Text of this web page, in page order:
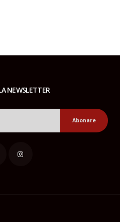
NEWSLETTER
Abonare